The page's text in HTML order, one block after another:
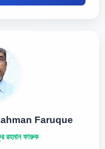
Faruque
রহমান ফারুক